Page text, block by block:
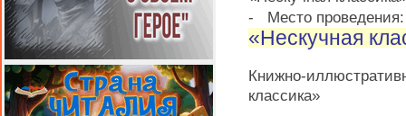
-
Место
«Нескучная
Книжно-
классика»